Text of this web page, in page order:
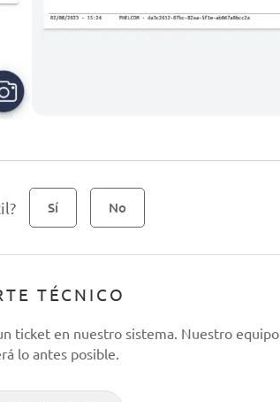
Sí No
TÉCNICO
ticket en nuestro sistema. Nuestro equipo
lo antes posible.